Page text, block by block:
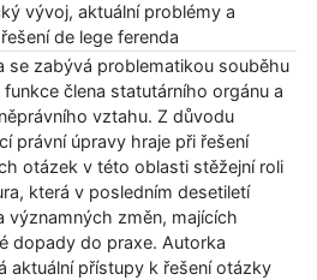
vývoj, aktuální problémy a
de lege ferenda
se zabývá problematikou souběhu
člena statutárního orgánu a
vztahu. Z důvodu
právní úpravy hraje při řešení
otázek v této oblasti stěžejní roli
která v posledním desetiletí
významných změn, majících
dopady do praxe. Autorka
aktuální přístupy k řešení otázky